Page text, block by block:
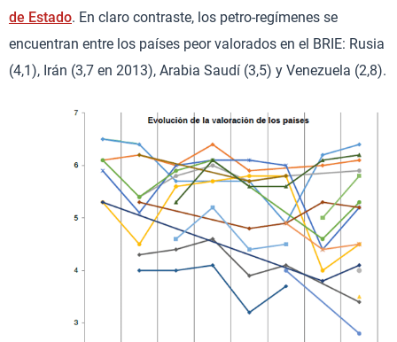
de Estado. En claro contraste, los petro-regímenes se
encuentran entre los países peor valorados en el BRIE: Rusia
(4,1), Irán (3,7 en 2013), Arabia Saudí (3,5) y Venezuela (2,8).